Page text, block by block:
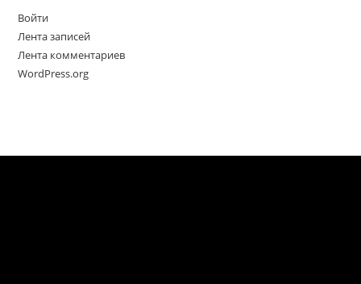
Войти
Лента записей
Лента комментариев
WordPress.org